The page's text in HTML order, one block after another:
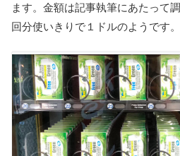
ます。金額は記事執筆にあたって
回分使いきりで１ドルのようです。